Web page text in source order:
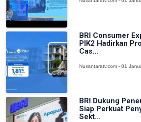
BRI Consumer
PIK2 Hadirkan
Cas...
Nusantaratv.com - 01
BRI Dukung
Siap Perkuat
Sekt...